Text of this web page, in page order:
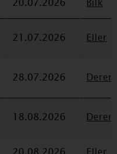
21.07.2026 Eller
28.07.2026
18.08.2026